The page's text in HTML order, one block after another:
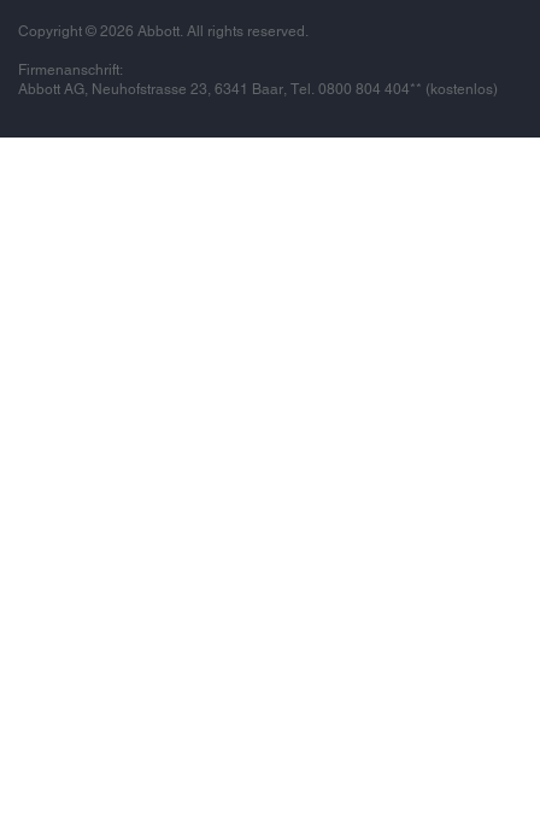
Copyright © 2026 Abbott. All rights reserved.
Firmenanschrift:
Abbott AG, Neuhofstrasse 23, 6341 Baar, Tel. 0800 804 404** (kostenlos)